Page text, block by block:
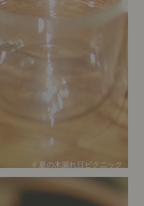
# 夏の木漏れ日ピクニック